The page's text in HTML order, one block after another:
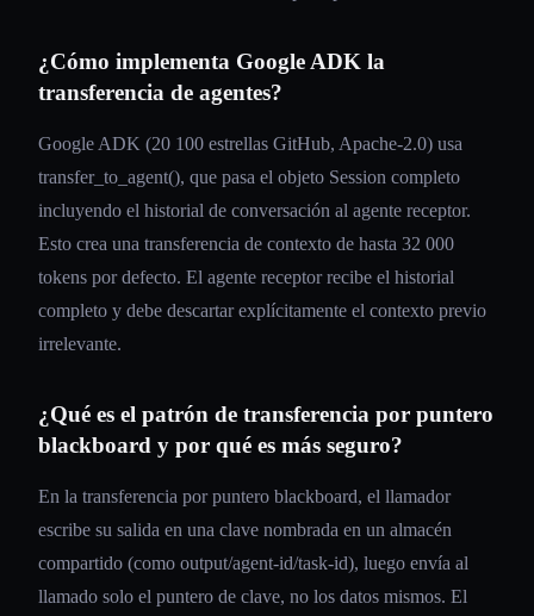
¿Cómo implementa Google ADK la
transferencia de agentes?
Google ADK (20 100 estrellas GitHub, Apache-2.0) usa
transfer_to_agent(), que pasa el objeto Session completo
incluyendo el historial de conversación al agente receptor.
Esto crea una transferencia de contexto de hasta 32 000
tokens por defecto. El agente receptor recibe el historial
completo y debe descartar explícitamente el contexto previo
irrelevante.
¿Qué es el patrón de transferencia por puntero
blackboard y por qué es más seguro?
En la transferencia por puntero blackboard, el llamador
escribe su salida en una clave nombrada en un almacén
compartido (como output/agent-id/task-id), luego envía al
llamado solo el puntero de clave, no los datos mismos. El